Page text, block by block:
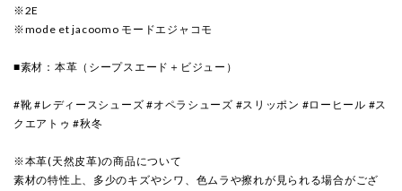
※2E
※mode et jacoomo モードエジャコモ
■素材：本革（シープスエード＋ビジュー）
#靴 #レディースシューズ #オペラシューズ #スリッポン #ローヒール #ス
クエアトゥ #秋冬
※本革(天然皮革)の商品について
素材の特性上、多少のキズやシワ、色ムラや擦れが見られる場合がござ